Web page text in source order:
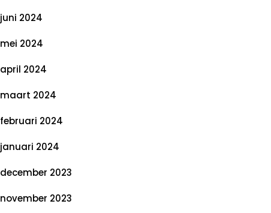
juni 2024
mei 2024
april 2024
maart 2024
februari 2024
januari 2024
december 2023
november 2023